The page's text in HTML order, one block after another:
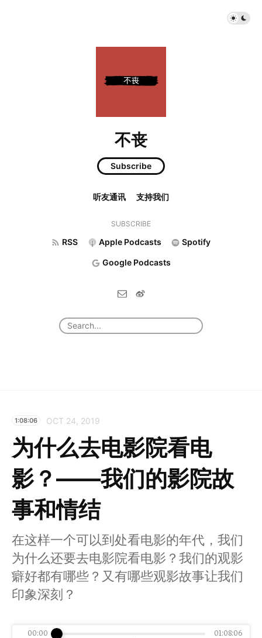
不丧
Subscribe
听友通讯 支持我们
SUBSCRIBE
RSS Apple Podcasts Spotify
Google Podcasts
1:08:06 OCT 24, 2019
为什么去电影院看电
影？——我们的影院故
事和情结
在这样一个可以到处看电影的年代，我们
为什么还要去电影院看电影？我们的观影
癖好都有哪些？又有哪些观影故事让我们
印象深刻？
00:00 01:08:06